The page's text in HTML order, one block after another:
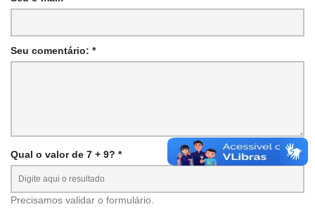
Seu comentário: *
Qual o valor de 7 + 9? *
Precisamos validar o formulário.